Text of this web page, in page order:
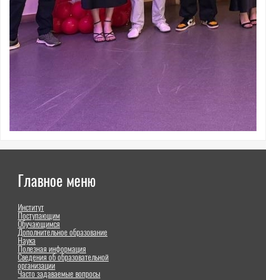
Главное меню
Институт
Поступающим
Обучающимся
Дополнительное образование
Наука
Полезная информация
Сведения об образовательной
организации
Часто задаваемые вопросы